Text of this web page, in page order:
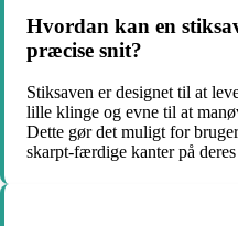
Hvordan kan en
præcise snit?
Stiksaven er designet til at
lille klinge og evne til at
Dette gør det muligt for
skarpt-færdige kanter på